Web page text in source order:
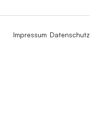
Impressum Datenschutz